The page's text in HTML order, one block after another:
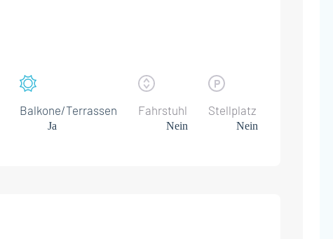
Balkone/Terrassen
Ja
Fahrstuhl
Nein
Stellplatz
Nein